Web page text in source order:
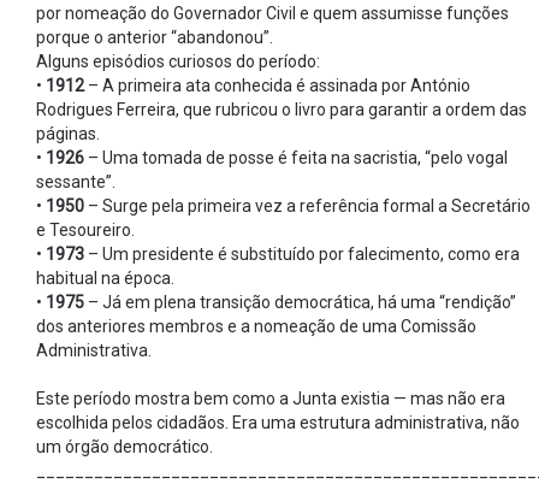
por nomeação do Governador Civil e quem assumisse funções
porque o anterior “abandonou”.
Alguns episódios curiosos do período:
• 1912– A primeira ata conhecida é assinada por António
Rodrigues Ferreira, que rubricou o livro para garantir a ordem das
páginas.
• 1926 – Uma tomada de posse é feita na sacristia, “pelo vogal
sessante”.
• 1950 – Surge pela primeira vez a referência formal a Secretário
e Tesoureiro.
• 1973 – Um presidente é substituído por falecimento, como era
habitual na época.
• 1975 – Já em plena transição democrática, há uma “rendição”
dos anteriores membros e a nomeação de uma Comissão
Administrativa.
Este período mostra bem como a Junta existia — mas não era
escolhida pelos cidadãos. Era uma estrutura administrativa, não
um órgão democrático.